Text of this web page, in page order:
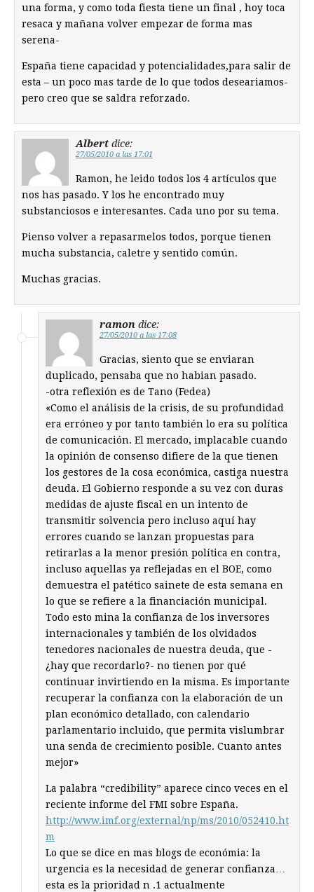
una forma, y como toda fiesta tiene un final , hoy toca
resaca y mañana volver empezar de forma mas
serena-
España tiene capacidad y potencialidades,para salir de
esta – un poco mas tarde de lo que todos deseariamos-
pero creo que se saldra reforzado.
Albert dice:
27/05/2010 a las 17:01
Ramon, he leido todos los 4 artículos que
nos has pasado. Y los he encontrado muy
substanciosos e interesantes. Cada uno por su tema.
Pienso volver a repasarmelos todos, porque tienen
mucha substancia, caletre y sentido común.
Muchas gracias.
ramon dice:
27/05/2010 a las 17:08
Gracias, siento que se enviaran
duplicado, pensaba que no habian pasado.
-otra reflexión es de Tano (Fedea)
«Como el análisis de la crisis, de su profundidad
era erróneo y por tanto también lo era su política
de comunicación. El mercado, implacable cuando
la opinión de consenso difiere de la que tienen
los gestores de la cosa económica, castiga nuestra
deuda. El Gobierno responde a su vez con duras
medidas de ajuste fiscal en un intento de
transmitir solvencia pero incluso aquí hay
errores cuando se lanzan propuestas para
retirarlas a la menor presión política en contra,
incluso aquellas ya reflejadas en el BOE, como
demuestra el patético sainete de esta semana en
lo que se refiere a la financiación municipal.
Todo esto mina la confianza de los inversores
internacionales y también de los olvidados
tenedores nacionales de nuestra deuda, que -
¿hay que recordarlo?- no tienen por qué
continuar invirtiendo en la misma. Es importante
recuperar la confianza con la elaboración de un
plan económico detallado, con calendario
parlamentario incluido, que permita vislumbrar
una senda de crecimiento posible. Cuanto antes
mejor»
La palabra “credibility” aparece cinco veces en el
reciente informe del FMI sobre España.
http://www.imf.org/external/np/ms/2010/052410.ht
m
Lo que se dice en mas blogs de económia: la
urgencia es la necesidad de generar confianza…
esta es la prioridad n .1 actualmente